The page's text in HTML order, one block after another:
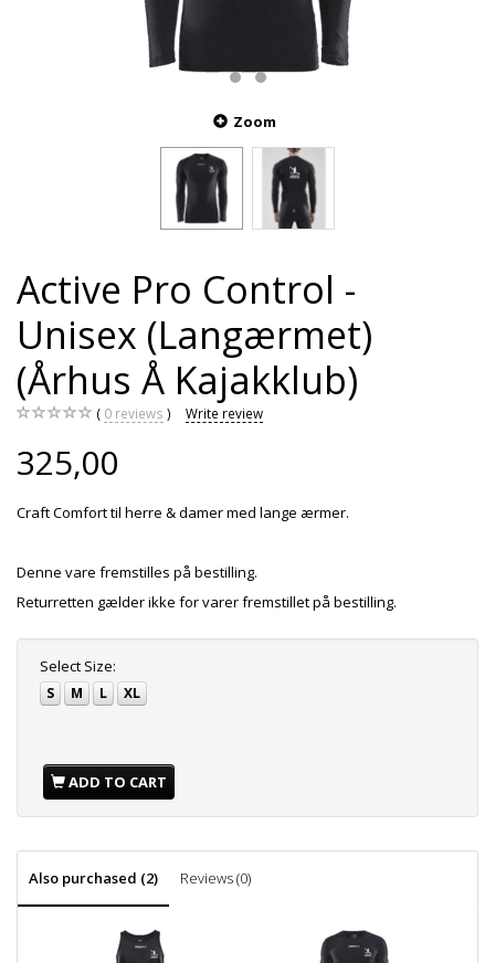
Zoom
Active Pro Control -
Unisex (Langærmet)
(Århus Å Kajakklub)
0 reviews Write review
325,00
Craft Comfort til herre & damer med lange ærmer.
Denne vare fremstilles på bestilling.
Returretten gælder ikke for varer fremstillet på bestilling.
Select Size:
S M L XL
ADD TO CART
Also purchased (2) Reviews (0)